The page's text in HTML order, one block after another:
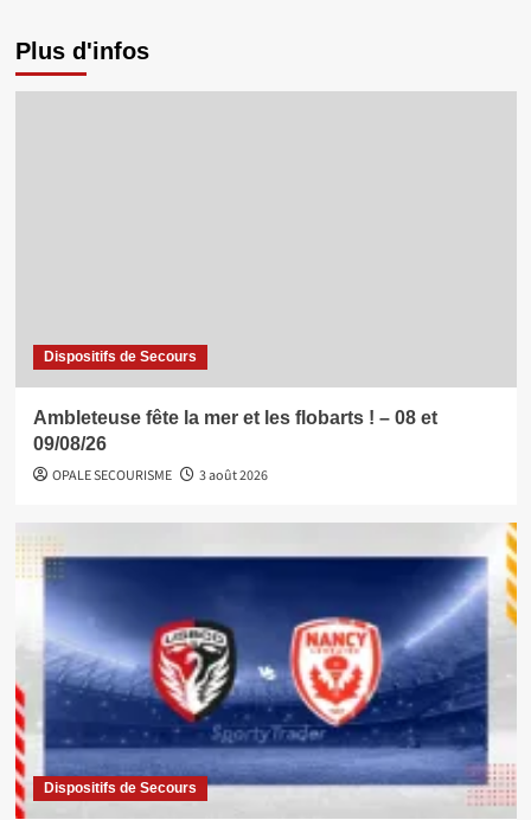
Plus d'infos
Dispositifs de Secours
Ambleteuse fête la mer et les flobarts ! – 08 et
09/08/26
OPALE SECOURISME
3 août 2026
Dispositifs de Secours